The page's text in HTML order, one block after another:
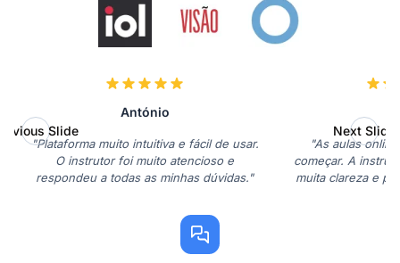
António
"Plataforma muito intuitiva e fácil de usar.
O instrutor foi muito atencioso e
respondeu a todas as minhas dúvidas."
"As aulas
começar. A
muita clareza e
Slide Next Slide